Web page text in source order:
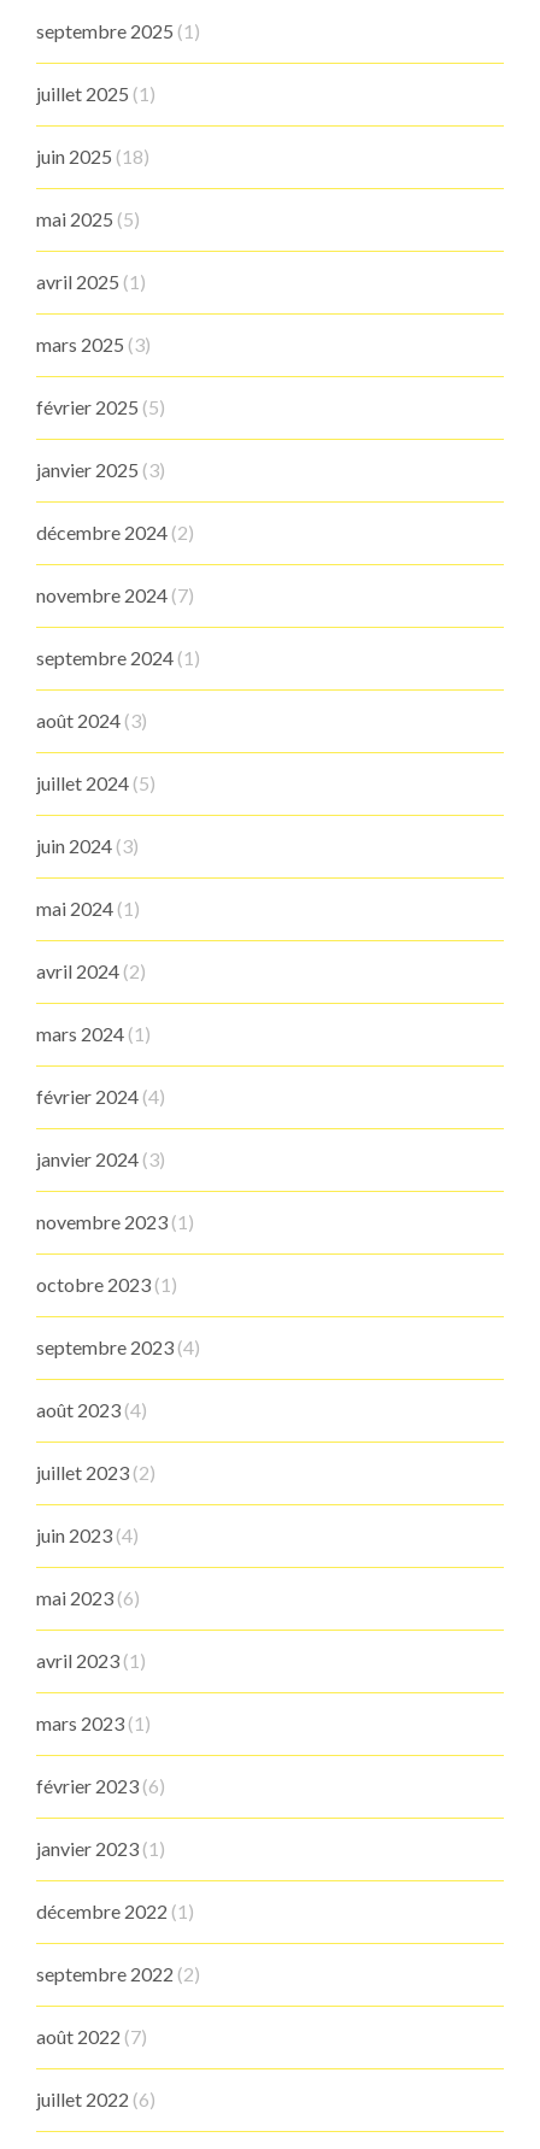
septembre 2025 (1)
juillet 2025 (1)
juin 2025 (18)
mai 2025 (5)
avril 2025 (1)
mars 2025 (3)
février 2025 (5)
janvier 2025 (3)
décembre 2024 (2)
novembre 2024 (7)
septembre 2024 (1)
août 2024 (3)
juillet 2024 (5)
juin 2024 (3)
mai 2024 (1)
avril 2024 (2)
mars 2024 (1)
février 2024 (4)
janvier 2024 (3)
novembre 2023 (1)
octobre 2023 (1)
septembre 2023 (4)
août 2023 (4)
juillet 2023 (2)
juin 2023 (4)
mai 2023 (6)
avril 2023 (1)
mars 2023 (1)
février 2023 (6)
janvier 2023 (1)
décembre 2022 (1)
septembre 2022 (2)
août 2022 (7)
juillet 2022 (6)